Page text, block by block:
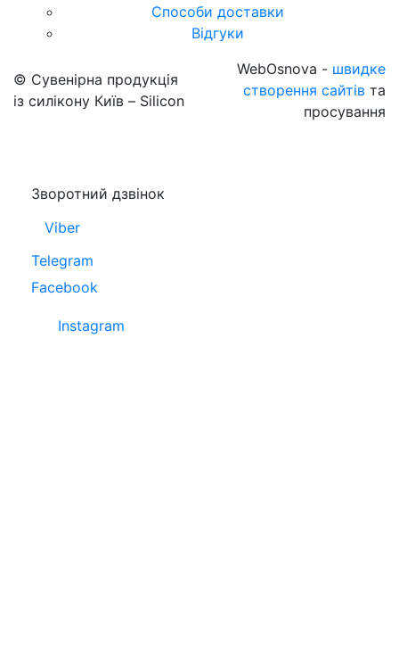
Способи доставки
Відгуки
© Сувенірна продукція
із силікону Київ – Silicon
WebOsnova - швидке
створення сайтів та
просування
Зворотний дзвінок
Viber
Telegram
Facebook
Instagram